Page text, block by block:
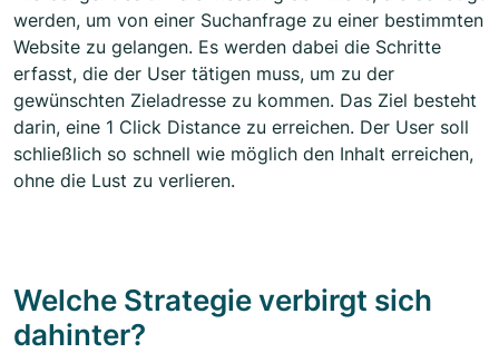
werden, um von einer Suchanfrage zu einer bestimmten
Website zu gelangen. Es werden dabei die Schritte
erfasst, die der User tätigen muss, um zu der
gewünschten Zieladresse zu kommen. Das Ziel besteht
darin, eine 1 Click Distance zu erreichen. Der User soll
schließlich so schnell wie möglich den Inhalt erreichen,
ohne die Lust zu verlieren.
Welche Strategie verbirgt sich
dahinter?